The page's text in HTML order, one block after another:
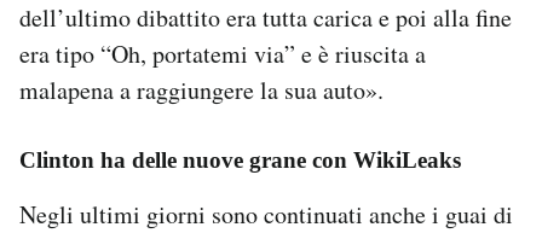
dell’ultimo dibattito era tutta carica e poi alla fine
era tipo “Oh, portatemi via” e è riuscita a
malapena a raggiungere la sua auto».
Clinton ha delle nuove grane con WikiLeaks
Negli ultimi giorni sono continuati anche i guai di